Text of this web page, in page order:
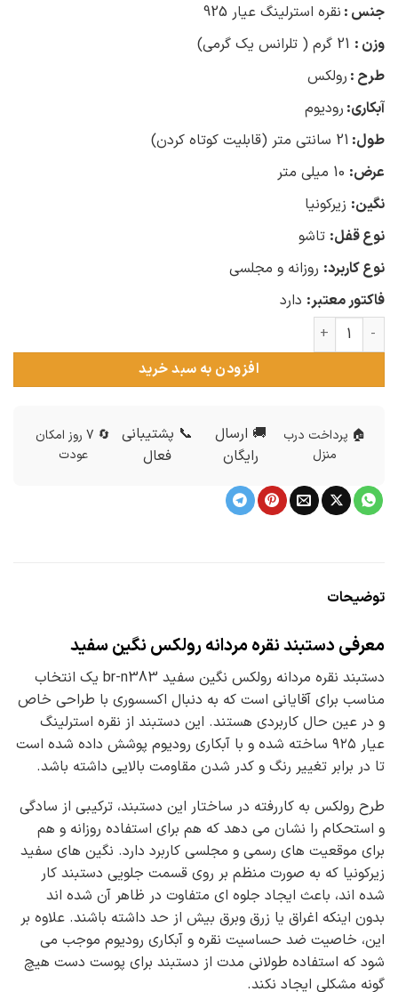
جنس : نقره استرلینگ عیار 925
وزن :
طرح : رولکس
آبکاری: رودیوم
طول: 21 سانتی متر (قابلیت کوتاه کردن)
عرض:
نگین: زیرکونیا
نوع قفل: تاشو
نوع کاربرد: روزانه و مجلسی
فاکتور معتبر: دارد
دستبند نقره مردانه رولکس نگین سفید عدد
افزودن به سبد خرید
🏠 پرداخت درب
منزل
🚚 ارسال
رایگان
📞 پشتیبانی
فعال
🔄 7 روز امکان
عودت
توضیحات
معرفی دستبند نقره مردانه رولکس نگین سفید
دستبند نقره مردانه رولکس نگین سفید br-n383 یک انتخاب
مناسب برای آقایانی است که به دنبال اکسسوری با طراحی خاص
و در عین حال کاربردی هستند. این دستبند از نقره استرلینگ
عیار ۹۲۵ ساخته شده و با آبکاری رودیوم پوشش داده شده است
تا در برابر تغییر رنگ و کدر شدن مقاومت بالایی داشته باشد.
طرح رولکس به کاررفته در ساختار این دستبند، ترکیبی از سادگی
و استحکام را نشان می دهد که هم برای استفاده روزانه و هم
برای موقعیت های رسمی و مجلسی کاربرد دارد. نگین های سفید
زیرکونیا که به صورت منظم بر روی قسمت جلویی دستبند کار
شده اند، باعث ایجاد جلوه ای متفاوت در ظاهر آن شده اند
بدون اینکه اغراق یا زرق وبرق بیش از حد داشته باشند. علاوه بر
این، خاصیت ضد حساسیت نقره و آبکاری رودیوم موجب می
شود که استفاده طولانی مدت از دستبند برای پوست دست هیچ
گونه مشکلی ایجاد نکند.